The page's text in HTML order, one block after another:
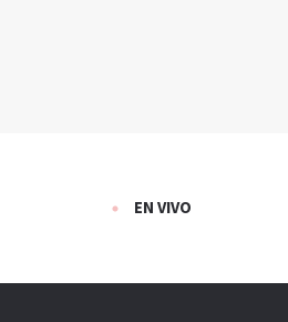
EN VIVO